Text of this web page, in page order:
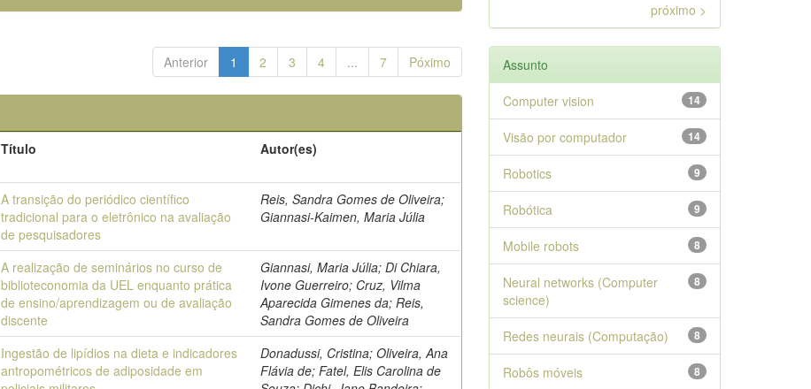
Anterior 1 2 3 4 ... 7 Póximo
Título Autor(es)
A transição do periódico científico
tradicional para o eletrônico na avaliação
de pesquisadores
Reis, Sandra Gomes de Oliveira;
Giannasi-Kaimen, Maria Júlia
A realização de seminários no curso de
biblioteconomia da UEL enquanto prática
de ensino/aprendizagem ou de avaliação
discente
Giannasi, Maria Júlia; Di Chiara,
Ivone Guerreiro; Cruz, Vilma
Aparecida Gimenes da; Reis,
Sandra Gomes de Oliveira
Ingestão de lipídios na dieta e indicadores
antropométricos de adiposidade em
Donadussi, Cristina; Oliveira, Ana
Flávia de; Fatel, Elis Carolina de
próximo >
Assunto
14
Computer vision
14
Visão por computador
9
Robotics
9
Robótica
8
Mobile robots
8
Neural networks (Computer
science)
8
Redes neurais (Computação)
8
Robôs móveis